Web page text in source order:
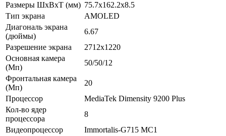
Размеры ШxВxТ (мм) 75.7x162.2x8.5
Тип экрана
AMOLED
Диагональ экрана
(дюймы)
6.67
Разрешение экрана
2712x1220
Основная камера
(Мп)
50/50/12
Фронтальная камера
(Мп)
20
Процессор
MediaTek Dimensity 9200 Plus
Кол-во ядер
процессора
8
Видеопроцессор
Immortalis-G715 MC1